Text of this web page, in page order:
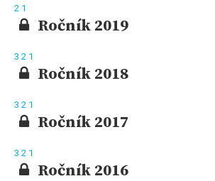
2 1
Ročník 2019
3 2 1
Ročník 2018
3 2 1
Ročník 2017
3 2 1
Ročník 2016